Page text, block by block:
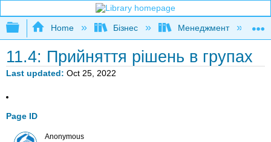
Expand/collapse global hierarchy
Home Бізнес Менеджмент
11.4: Прийняття рішень в групах
Last updated Oct 25, 2022
Page ID
Anonymous